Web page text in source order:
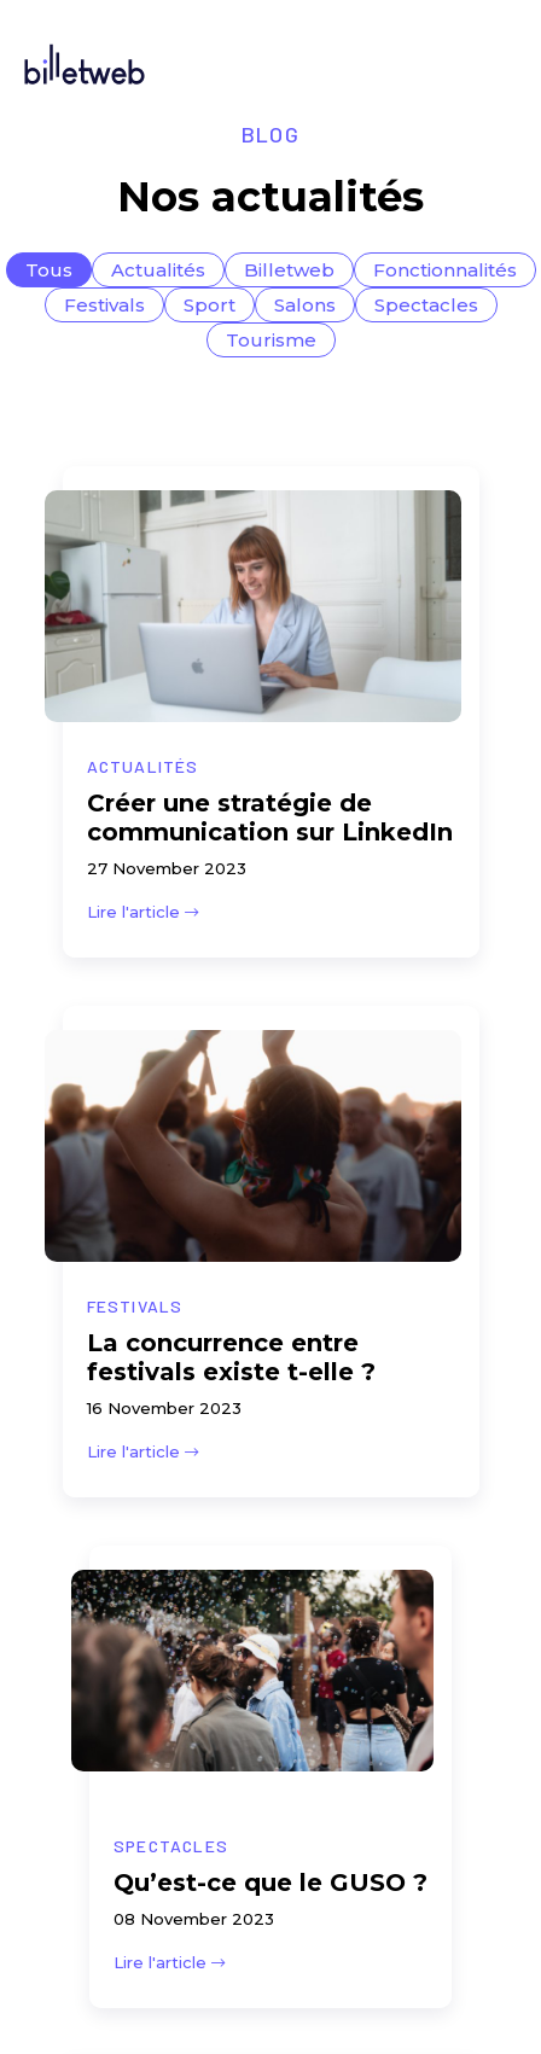
BLOG
Nos actualités
Tous Actualités Billetweb
Fonctionnalités
Festivals
Sport Salons
Spectacles
Tourisme
ACTUALITÉS
Créer une stratégie de
communication sur LinkedIn
27 November 2023
Lire l'article
FESTIVALS
La concurrence entre
festivals existe t-elle ?
16 November 2023
Lire l'article
SPECTACLES
Qu’est-ce que le GUSO ?
08 November 2023
Lire l'article